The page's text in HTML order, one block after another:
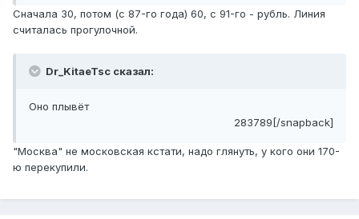
Сначала 30, потом (с 87-го года) 60, с 91-го - рубль. Линия
считалась прогулочной.
Dr_KitaeTsc сказал:
Оно плывёт
283789[/snapback]
"Москва" не московская кстати, надо глянуть, у кого они 170-
ю перекупили.